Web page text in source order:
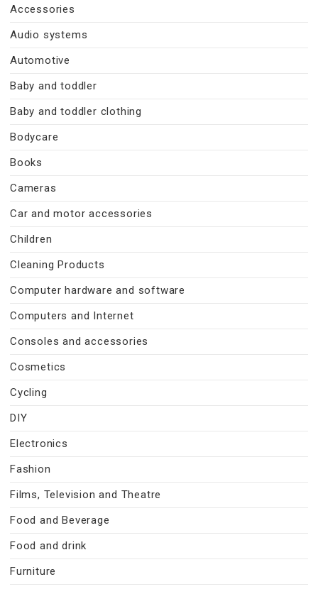
Accessories
Audio systems
Automotive
Baby and toddler
Baby and toddler clothing
Bodycare
Books
Cameras
Car and motor accessories
Children
Cleaning Products
Computer hardware and software
Computers and Internet
Consoles and accessories
Cosmetics
Cycling
DIY
Electronics
Fashion
Films, Television and Theatre
Food and Beverage
Food and drink
Furniture